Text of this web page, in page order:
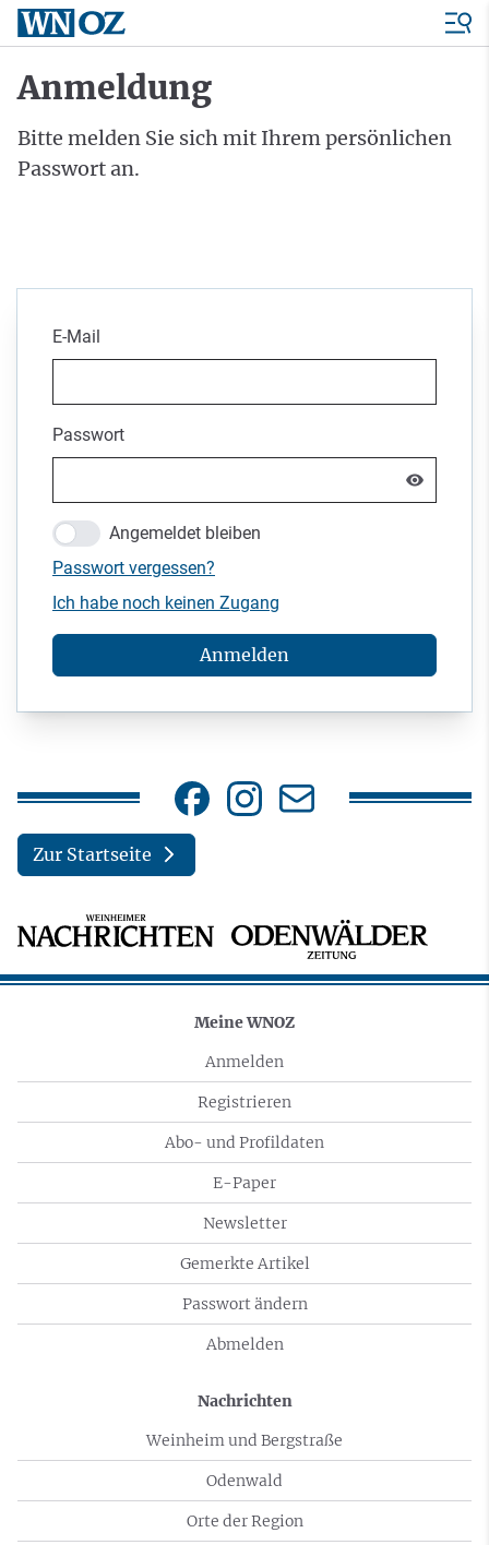
Anmeldung
Bitte melden Sie sich mit Ihrem persönlichen
Passwort an.
E-Mail
Passwort
Angemeldet bleiben
Passwort vergessen?
Ich habe noch keinen Zugang
Anmelden
Zur Startseite
Meine WNOZ
Anmelden
Registrieren
Abo- und Profildaten
E-Paper
Newsletter
Gemerkte Artikel
Passwort ändern
Abmelden
Nachrichten
Weinheim und Bergstraße
Odenwald
Orte der Region